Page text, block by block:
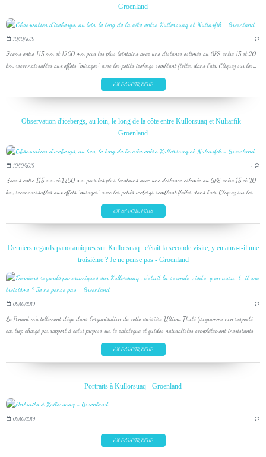
Groenland
10/10/2019 …
Zooms entre 115 mm et 1200 mm pour les plus lointains avec une distance estimée au GPS entre 15 et 20
km, reconnaissables aux effets "mirages" avec les petits icebergs semblant flotter dans l'air. Cliquez sur les...
EN SAVOIR PLUS
Observation d'icebergs, au loin, le long de la côte entre Kullorsuaq et Nuliarfik -
Groenland
10/10/2019 …
Zooms entre 115 mm et 1200 mm pour les plus lointains avec une distance estimée au GPS entre 15 et 20
km, reconnaissables aux effets "mirages" avec les petits icebergs semblant flotter dans l'air. Cliquez sur les...
EN SAVOIR PLUS
Derniers regards panoramiques sur Kullorsuaq : c'était la seconde visite, y en aura-t-il une
troisième ? Je ne pense pas - Groenland
09/10/2019 …
Le Ponant m'a tellement déçu dans l'organisation de cette croisière Ultima Thulé (programme non respecté
car trop chargé par rapport à celui proposé sur le catalogue et guides naturalistes complètement inexistants...
EN SAVOIR PLUS
Portraits à Kullorsuaq - Groenland
09/10/2019 …
EN SAVOIR PLUS